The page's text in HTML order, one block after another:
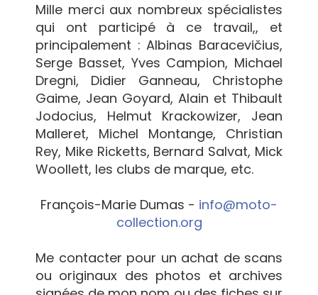
Mille merci aux nombreux spécialistes
qui ont participé à ce travail,, et
principalement : Albinas Baracevičius,
Serge Basset, Yves Campion, Michael
Dregni, Didier Ganneau, Christophe
Gaime, Jean Goyard, Alain et Thibault
Jodocius, Helmut Krackowizer, Jean
Malleret, Michel Montange, Christian
Rey, Mike Ricketts, Bernard Salvat, Mick
Woollett, les clubs de marque, etc.
François-Marie Dumas - info@moto-
collection.org
Me contacter pour un achat de scans
ou originaux des photos et archives